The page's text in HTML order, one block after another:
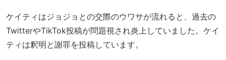
ケイティはジョジョとの交際のウワサが流れると、過去の
TwitterやTikTok投稿が問題視され炎上していました。ケイ
ティは釈明と謝罪を投稿しています。